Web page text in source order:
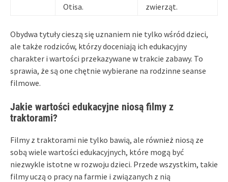
Otisa.
zwierząt.
Obydwa tytuły cieszą się uznaniem nie tylko wśród dzieci,
ale także rodziców, którzy doceniają ich edukacyjny
charakter i wartości przekazywane w trakcie zabawy. To
sprawia, że są one chętnie wybierane na rodzinne seanse
filmowe.
Jakie wartości edukacyjne niosą filmy z
traktorami?
Filmy z traktorami nie tylko bawią, ale również niosą ze
sobą wiele wartości edukacyjnych, które mogą być
niezwykle istotne w rozwoju dzieci. Przede wszystkim, takie
filmy uczą o pracy na farmie i związanych z nią